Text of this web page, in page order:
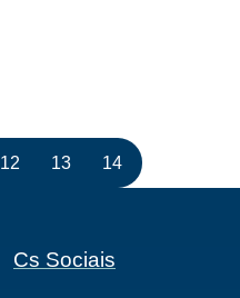
12 13 14
Cs Sociais